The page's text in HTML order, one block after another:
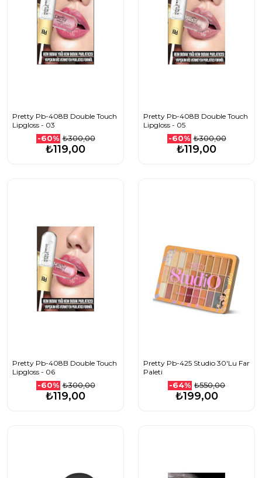
Pretty Pb-408B Double Touch
Lipgloss - 03
-60% ₺300,00
₺119,00
Pretty Pb-408B Double Touch
Lipgloss - 05
-60% ₺300,00
₺119,00
Pretty Pb-408B Double Touch
Lipgloss - 06
-60% ₺300,00
₺119,00
Pretty Pb-425 Studio 30'Lu Far
Paleti
-64% ₺550,00
₺199,00